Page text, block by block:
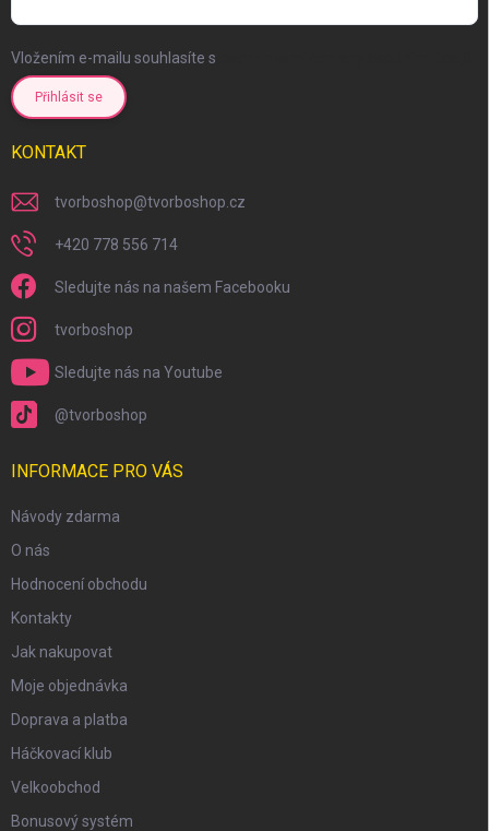
Vložením e-mailu souhlasíte s
Přihlásit se
KONTAKT
tvorboshop@tvorboshop.cz
+420 778 556 714
Sledujte nás na našem Facebooku
tvorboshop
Sledujte nás na Youtube
@tvorboshop
INFORMACE PRO VÁS
Návody zdarma
O nás
Hodnocení obchodu
Kontakty
Jak nakupovat
Moje objednávka
Doprava a platba
Háčkovací klub
Velkoobchod
Bonusový systém